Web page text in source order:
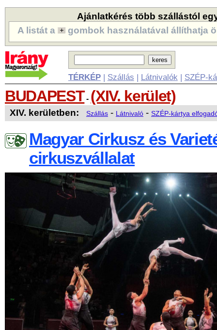
Ajánlatkérés több szállástól
A listát a
gombok használatával állíthatja
TÉRKÉP| Szállás | Látnivalók | SZÉP-
BUDAPEST - (XIV. kerület)
XIV. kerületben: Szállás - Látnivaló - SZÉP-kártya
Magyar Cirkusz és
cirkuszvállalat